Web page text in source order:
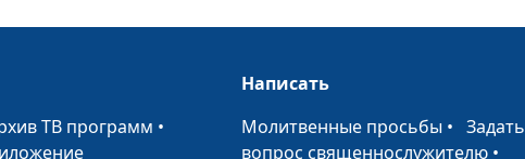
ТВ программ •
Написать
Молитвенные просьбы •Задать
вопрос священнослужителю •